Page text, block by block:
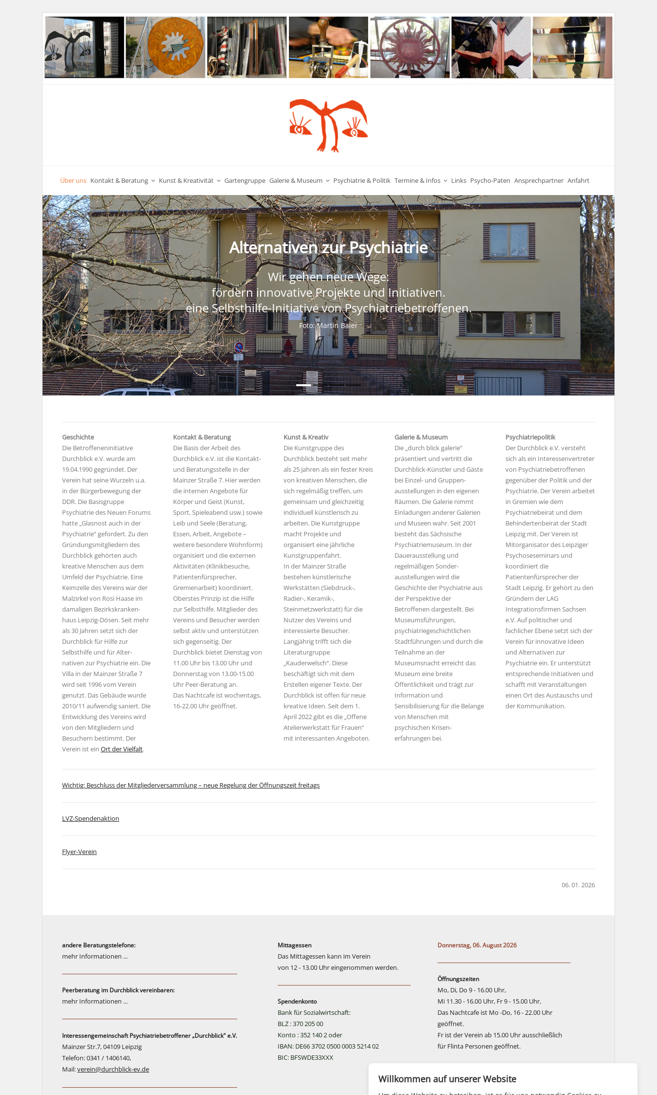
Über uns Kontakt & Beratung Kunst & Kreativität Gartengruppe Galerie & Museum Psychiatrie & Politik Termine & Infos Links Psycho-Paten Ansprechpartner Anfahrt
Alternativen zur Psychiatrie
Wir gehen neue Wege:
fördern innovative Projekte und Initiativen.
eine Selbsthilfe-Initiative von Psychiatriebetroffenen.
Foto: Martin Baier
Foto: Martin Baier
Foto: Martin Baier
Foto: Martin Baier
Geschichte
Die Betroffeneninitiative
Durchblick e.V. wurde am
19.04.1990 gegründet. Der
Verein hat seine Wurzeln u.a.
in der Bürgerbewegung der
DDR. Die Basisgruppe
Psychiatrie des Neuen Forums
hatte „Glasnost auch in der
Psychiatrie“ gefordert. Zu den
Gründungsmitgliedern des
Durchblick gehörten auch
kreative Menschen aus dem
Umfeld der Psychiatrie. Eine
Keimzelle des Vereins war der
Malzirkel von Rosi Haase im
damaligen Bezirkskranken­
haus Leipzig-Dösen. Seit mehr
als 30 Jahren setzt sich der
Durchblick für Hilfe zur
Selbsthilfe und für Alter­
nativen zur Psychiatrie ein. Die
Villa in der Mainzer Straße 7
wird seit 1996 vom Verein
genutzt. Das Gebäude wurde
2010/11 aufwendig saniert. Die
Entwicklung des Vereins wird
von den Mitgliedern und
Besuchern bestimmt. Der
Verein ist ein Ort der Vielfalt.
Kontakt & Beratung
Die Basis der Arbeit des
Durchblick e.V. ist die Kontakt-
und Beratungsstelle in der
Mainzer Straße 7. Hier werden
die internen Angebote für
Körper und Geist (Kunst,
Sport, Spieleabend usw.) sowie
Leib und Seele (Beratung,
Essen, Arbeit, Angebote –
weitere besondere Wohnform)
organisiert und die externen
Aktivitäten (Klinikbesuche,
Patientenfürsprecher,
Gremienarbeit) koordiniert.
Oberstes Prinzip ist die Hilfe
zur Selbsthilfe. Mitglieder des
Vereins und Besucher werden
selbst aktiv und unterstützen
sich gegenseitig. Der
Durchblick bietet Dienstag von
11.00 Uhr bis 13.00 Uhr und
Donnerstag von 13.00-15.00
Uhr Peer-Beratung an.
Das Nachtcafe ist wochentags,
16-22.00 Uhr geöffnet.
Kunst & Kreativ
Die Kunstgruppe des
Durchblick besteht seit mehr
als 25 Jahren als ein fester Kreis
von kreativen Menschen, die
sich regelmäßig treffen, um
gemeinsam und gleichzeitig
individuell künstlerisch zu
arbeiten. Die Kunstgruppe
macht Projekte und
organisiert eine jährliche
Kunstgruppenfahrt.
In der Mainzer Straße
bestehen künstlerische
Werkstätten (Siebdruck-,
Radier-, Keramik-,
Steinmetzwerkstatt) für die
Nutzer des Vereins und
interessierte Besucher.
Langjährig trifft sich die
Literatur­gruppe
„Kauderwelsch“. Diese
beschäftigt sich mit dem
Erstellen eigener Texte. Der
Durchblick ist offen für neue
kreative Ideen. Seit dem 1.
April 2022 gibt es die „Offene
Atelierwerkstatt für Frauen“
mit interessanten Angeboten.
Galerie & Museum
Die „durch blick galerie“
präsentiert und vertritt die
Durchblick-Künstler und Gäste
bei Einzel- und Gruppen­
ausstellungen in den eigenen
Räumen. Die Galerie nimmt
Einladungen anderer Galerien
und Museen wahr. Seit 2001
besteht das Sächsische
Psychiatrie­museum. In der
Dauerausstellung und
regelmäßigen Sonder­
ausstellungen wird die
Geschichte der Psychiatrie aus
der Perspektive der
Betroffenen dargestellt. Bei
Museumsführungen,
psychiatriegeschichtlichen
Stadtführungen und durch die
Teilnahme an der
Museumsnacht erreicht das
Museum eine breite
Öffentlichkeit und trägt zur
Information und
Sensibilisierung für die Belange
von Menschen mit
psychischen Krisen­
erfahrungen bei.
Psychiatriepolitik
Der Durchblick e.V. versteht
sich als ein Interessen­vertreter
von Psychiatrie­betroffenen
gegenüber der Politik und der
Psychiatrie. Der Verein arbeitet
in Gremien wie dem
Psychiatriebeirat und dem
Behindertenbeirat der Stadt
Leipzig mit. Der Verein ist
Mitorganisator des Leipziger
Psychoseseminars und
koordiniert die
Patientenfürsprecher der
Stadt Leipzig. Er gehört zu den
Gründern der LAG
Integrations­firmen Sachsen
e.V. Auf politischer und
fachlicher Ebene setzt sich der
Verein für innovative Ideen
und Alternativen zur
Psychiatrie ein. Er unterstützt
entsprechende Initiativen und
schafft mit Veranstaltungen
einen Ort des Austauschs und
der Kommunikation.
Wichtig: Beschluss der Mitgliederversammlung – neue Regelung der Öffnungszeit freitags
LVZ-Spendenaktion
Flyer-Verein
06. 01. 2026
andere Beratungstelefone:
mehr Informationen ...
Peerberatung im Durchblick vereinbaren:
mehr Informationen ...
Interessengemeinschaft Psychiatriebetroffener „Durchblick" e.V.
Mainzer Str.7, 04109 Leipzig
Telefon: 0341 / 1406140,
Mail:verein@durchblick-ev.de
Mittagessen
Das Mittagessen kann im Verein
von 12 - 13.00 Uhr eingenommen werden.
Spendenkonto
Bank für Sozialwirtschaft:
BLZ : 370 205 00
Konto : 352 140 2 oder
IBAN: DE66 3702 0500 0003 5214 02
BIC: BFSWDE33XXX
Donnerstag, 06. August 2026
Öffnungszeiten
Mo, Di, Do 9 - 16.00 Uhr,
Mi 11.30 - 16.00 Uhr, Fr 9 - 15.00 Uhr,
Das Nachtcafe ist Mo -Do, 16 - 22.00 Uhr
geöffnet.
Fr ist der Verein ab 15.00 Uhr ausschließlich
für Flinta Personen geöffnet.
Willkommen auf unserer Website